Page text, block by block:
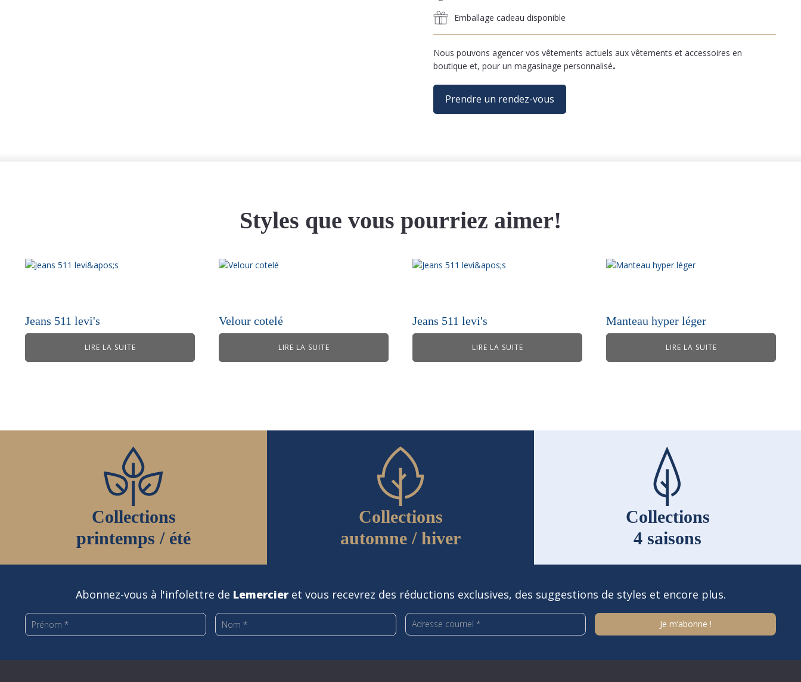
Emballage cadeau disponible
Nous pouvons agencer vos vêtements actuels aux vêtements et accessoires en
boutique et, pour un magasinage personnalisé.
Prendre un rendez-vous
Styles que vous pourriez aimer!
Jeans 511 levi's
LIRE LA SUITE
Velour cotelé
LIRE LA SUITE
Jeans 511 levi's
LIRE LA SUITE
Manteau hyper léger
LIRE LA SUITE
Collections
printemps / été
Collections
automne / hiver
Collections
4 saisons
Abonnez-vous à l'infolettre de Lemercieret vous recevrez des réductions exclusives, des suggestions de styles et encore plus.